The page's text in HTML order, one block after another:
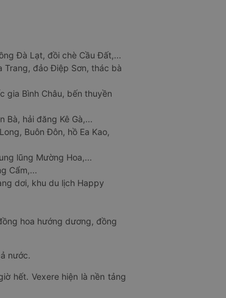
Đà Lạt, đồi chè Cầu Đất,...
Trang, đảo Điệp Sơn, thác bà
gia Bình Châu, bến thuyền
Bà, hải đăng Kê Gà,...
Buôn Đôn, hồ Ea Kao,
lũng Mường Hoa,...
Cẩm,...
dơi, khu du lịch Happy
hoa hướng dương, đồng
nước.
hết. Vexere hiện là nền tảng